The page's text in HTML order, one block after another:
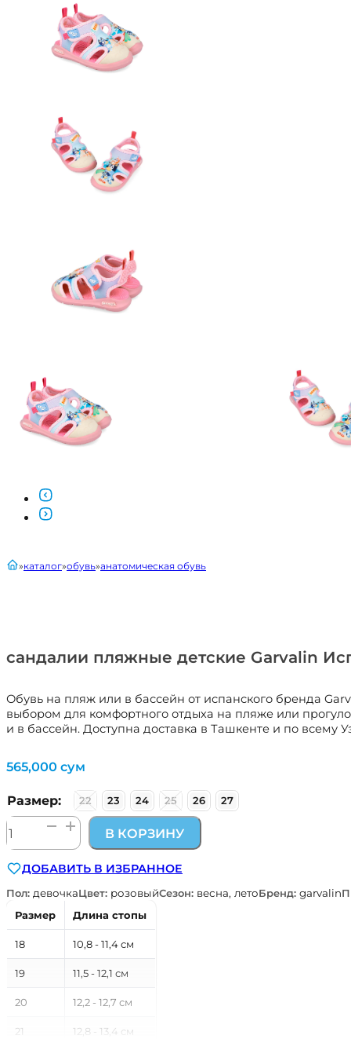
сандалии пляжные детские Garvalin
Обувь на пляж или в бассейн от испанского бренда
выбором для комфортного отдыха на пляже или
и в бассейн. Доступна доставка в Ташкенте и по всему
главнаякаталог обувь анатомическая обувь
565,000 сум
Размер: 22 23 24 25 26 27
Количество
товара
пляжные
детские
Garvalin
Испания
262850-
B032
В КОРЗИНУ
ДОБАВИТЬ В ИЗБРАННОЕ
Пол: девочкаЦвет: розовыйСезон: весна, летоБренд: garvalin
Размер
Длина стопы
18 10,8 - 11,4 см
19 11,5 - 12,1 см
20 12,2 - 12,7 см
21 12,8 - 13,4 см